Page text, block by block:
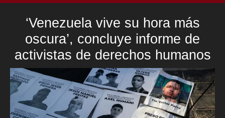
‘Venezuela vive su hora más
oscura’, concluye informe de
activistas de derechos humanos